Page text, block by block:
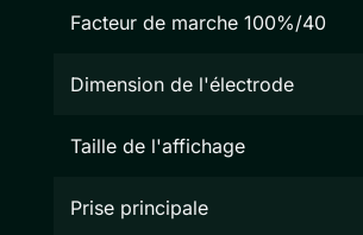
Facteur de marche 100%/40
Dimension de l'électrode
Taille de l'affichage
Prise principale